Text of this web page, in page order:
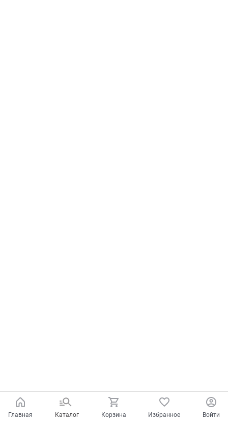
Главная Каталог Корзина Избранное Войти